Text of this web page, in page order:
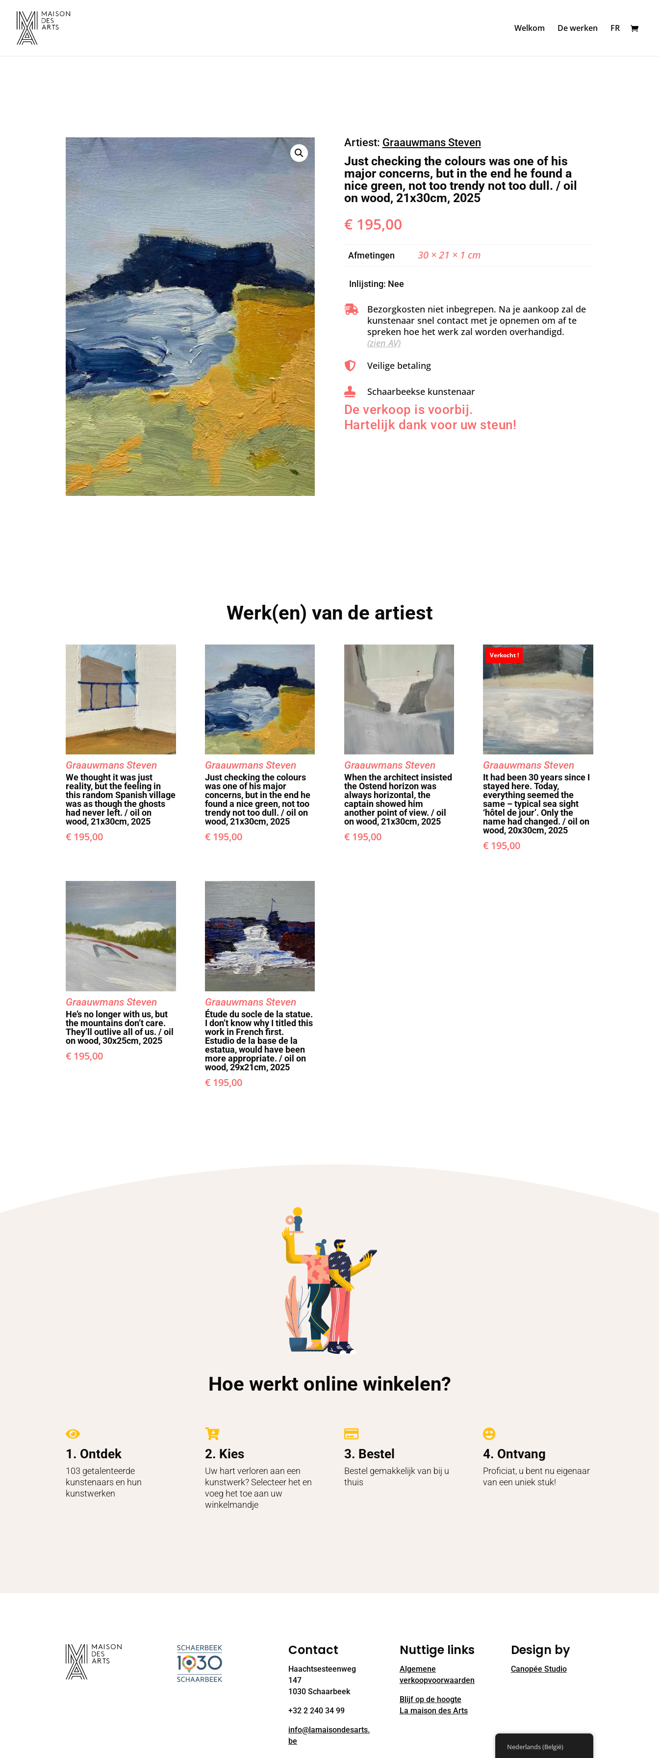
Welkom De werken FR
Artiest: Graauwmans Steven
Just checking the colours was one of his
major concerns, but in the end he found a
nice green, not too trendy not too dull. / oil
on wood, 21x30cm, 2025
€195,00
Afmetingen 30 × 21 × 1 cm
Inlijsting: Nee

Bezorgkosten niet inbegrepen. Na je aankoop zal de
kunstenaar snel contact met je opnemen om af te
spreken hoe het werk zal worden overhandigd.
(zien AV)
 Veilige betaling
 Schaarbeekse kunstenaar
De verkoop is voorbij.
Hartelijk dank voor uw steun!
Werk(en) van de artiest
Graauwmans Steven
We thought it was just
reality, but the feeling in
this random Spanish village
was as though the ghosts
had never left. / oil on
wood, 21x30cm, 2025
€ 195,00
Graauwmans Steven
Just checking the colours
was one of his major
concerns, but in the end he
found a nice green, not too
trendy not too dull. / oil on
wood, 21x30cm, 2025
€195,00
Graauwmans Steven
When the architect insisted
the Ostend horizon was
always horizontal, the
captain showed him
another point of view. / oil
on wood, 21x30cm, 2025
€195,00
Verkocht !
Graauwmans Steven
It had been 30 years since I
stayed here. Today,
everything seemed the
same – typical sea sight
‘hôtel de jour’. Only the
name had changed. / oil on
wood, 20x30cm, 2025
€ 195,00
Graauwmans Steven
He’s no longer with us, but
the mountains don’t care.
They’ll outlive all of us. / oil
on wood, 30x25cm, 2025
€ 195,00
Graauwmans Steven
Étude du socle de la statue.
I don’t know why I titled this
work in French first.
Estudio de la base de la
estatua, would have been
more appropriate. / oil on
wood, 29x21cm, 2025
€195,00
Hoe werkt online winkelen?

1. Ontdek
103 getalenteerde
kunstenaars en hun
kunstwerken

2. Kies
Uw hart verloren aan een
kunstwerk? Selecteer het en
voeg het toe aan uw
winkelmandje

3. Bestel
Bestel gemakkelijk van bij u
thuis

4. Ontvang
Proficiat, u bent nu eigenaar
van een uniek stuk!
Contact
Haachtsesteenweg
147
1030 Schaarbeek
+32 2 240 34 99
info@lamaisondesarts.
be
Nuttige links
Algemene
verkoopvoorwaarden
Blijf op de hoogte
La maison des Arts
Design by
Canopée Studio
Nederlands (België)